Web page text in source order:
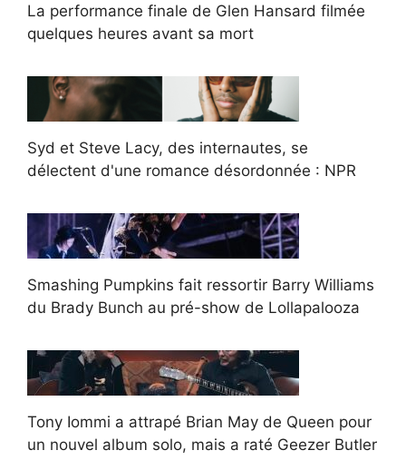
La performance finale de Glen Hansard filmée
quelques heures avant sa mort
Syd et Steve Lacy, des internautes, se
délectent d'une romance désordonnée : NPR
Smashing Pumpkins fait ressortir Barry Williams
du Brady Bunch au pré-show de Lollapalooza
Tony Iommi a attrapé Brian May de Queen pour
un nouvel album solo, mais a raté Geezer Butler